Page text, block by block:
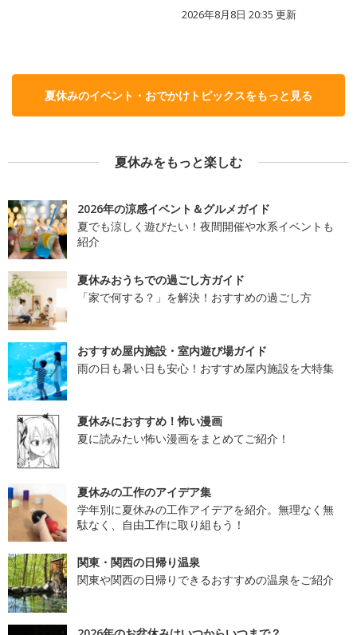
2026年8月8日 20:35 更新
夏休みのイベント・おでかけトピックスをもっと見る
夏休みをもっと楽しむ
2026年の涼感イベント＆グルメガイド
夏でも涼しく遊びたい！夜間開催や水系イベントも
紹介
夏休みおうちでの過ごし方ガイド
「家で何する？」を解決！おすすめの過ごし方
おすすめ屋内施設・室内遊び場ガイド
雨の日も暑い日も安心！おすすめ屋内施設を大特集
夏休みにおすすめ！怖い漫画
夏に読みたい怖い漫画をまとめてご紹介！
夏休みの工作のアイデア集
学年別に夏休みの工作アイデアを紹介。無理なく無
駄なく、自由工作に取り組もう！
関東・関西の日帰り温泉
関東や関西の日帰りできるおすすめの温泉をご紹介